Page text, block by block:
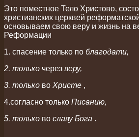
Это поместное Тело Христово,
христианских церквей
основываем свою веру и жизнь на
Реформации
1. спасение только по благодати,
2. только через веру,
3. только во Христе ,
4.согласно только Писанию,
5. только во славу Бога .